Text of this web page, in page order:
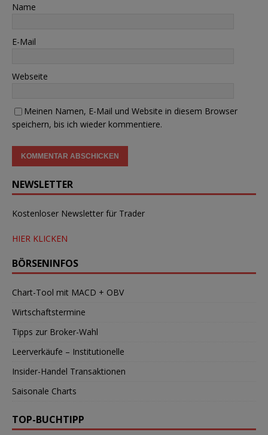
Name
E-Mail
Webseite
Meinen Namen, E-Mail und Website in diesem Browser
speichern, bis ich wieder kommentiere.
NEWSLETTER
Kostenloser Newsletter für Trader
HIER KLICKEN
BÖRSENINFOS
Chart-Tool mit MACD + OBV
Wirtschaftstermine
Tipps zur Broker-Wahl
Leerverkäufe – Institutionelle
Insider-Handel Transaktionen
Saisonale Charts
TOP-BUCHTIPP